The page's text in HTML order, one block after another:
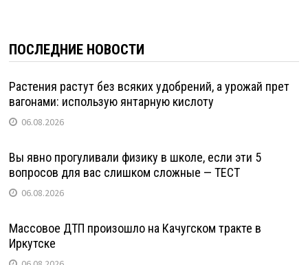
ПОСЛЕДНИЕ НОВОСТИ
Растения растут без всяких удобрений, а урожай прет
вагонами: использую янтарную кислоту
06.08.2026
Вы явно прогуливали физику в школе, если эти 5
вопросов для вас слишком сложные — ТЕСТ
06.08.2026
Массовое ДТП произошло на Качугском тракте в
Иркутске